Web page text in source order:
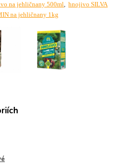
na jehličnany 500ml,hnojivo SILVA
na jehličnany 1kg